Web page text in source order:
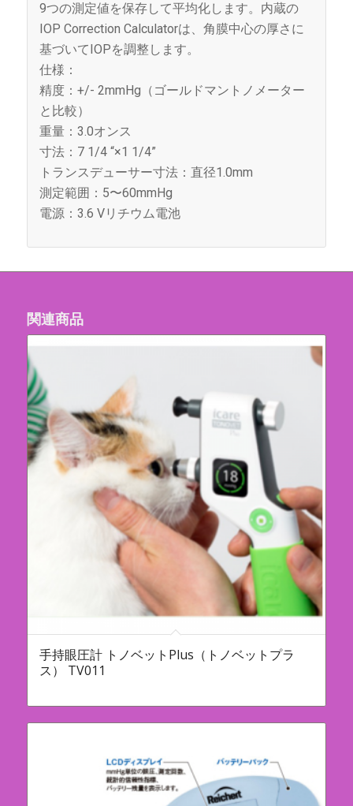
9つの測定値を保存して平均化します。内蔵の
IOP Correction Calculatorは、角膜中心の厚さに
基づいてIOPを調整します。
仕様：
精度：+/- 2mmHg（ゴールドマントノメーター
と比較）
重量：3.0オンス
寸法：7 1/4 “×1 1/4”
トランスデューサー寸法：直径1.0mm
測定範囲：5〜60mmHg
電源：3.6 Vリチウム電池
関連商品
手持眼圧計 トノベットPlus（トノベットプラ
ス） TV011